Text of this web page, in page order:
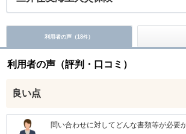
利用者の声（18件）
利用者の声（評判・口コミ）
良い点
問い合わせに対してどんな書類等が必要